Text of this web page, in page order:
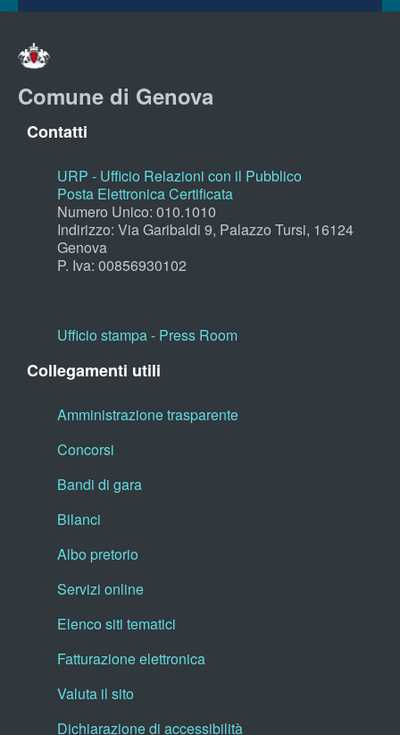
Comune di Genova
Contatti
URP - Ufficio Relazioni con il Pubblico
Posta Elettronica Certificata
Numero Unico: 010.1010
Indirizzo: Via Garibaldi 9, Palazzo Tursi, 16124
Genova
P. Iva: 00856930102
Ufficio stampa - Press Room
Collegamenti utili
Amministrazione trasparente
Concorsi
Bandi di gara
Bilanci
Albo pretorio
Servizi online
Elenco siti tematici
Fatturazione elettronica
Valuta il sito
Dichiarazione di accessibilità